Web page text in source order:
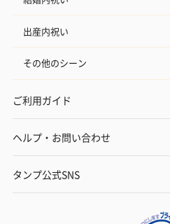
出産内祝い
その他のシーン
ご利用ガイド
ヘルプ・お問い合わせ
タンプ公式SNS